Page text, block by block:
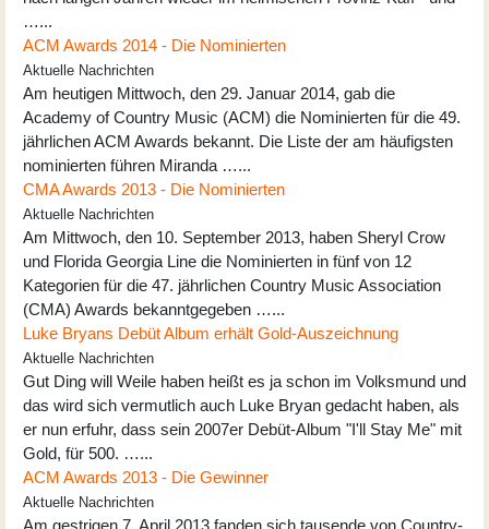
…...
ACM Awards 2014 - Die Nominierten
Aktuelle Nachrichten
Am heutigen Mittwoch, den 29. Januar 2014, gab die
Academy of Country Music (ACM) die Nominierten für die 49.
jährlichen ACM Awards bekannt. Die Liste der am häufigsten
nominierten führen Miranda …...
CMA Awards 2013 - Die Nominierten
Aktuelle Nachrichten
Am Mittwoch, den 10. September 2013, haben Sheryl Crow
und Florida Georgia Line die Nominierten in fünf von 12
Kategorien für die 47. jährlichen Country Music Association
(CMA) Awards bekanntgegeben …...
Luke Bryans Debüt Album erhält Gold-Auszeichnung
Aktuelle Nachrichten
Gut Ding will Weile haben heißt es ja schon im Volksmund und
das wird sich vermutlich auch Luke Bryan gedacht haben, als
er nun erfuhr, dass sein 2007er Debüt-Album "I'll Stay Me" mit
Gold, für 500. …...
ACM Awards 2013 - Die Gewinner
Aktuelle Nachrichten
Am gestrigen 7. April 2013 fanden sich tausende von Country-